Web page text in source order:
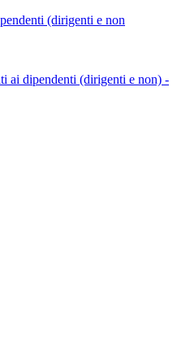
(dirigenti e non
ai dipendenti (dirigenti e non) -